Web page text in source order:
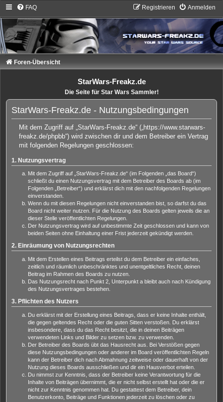
FAQ Anmelden
Registrieren
Foren-Übersicht
StarWars-Freakz.de
Die Seite für Star Wars Sammler!
StarWars-Freakz.de - Nutzungsbedingungen
Mit dem Zugriff auf „StarWars-Freakz.de“ („https://www.starwars-
freakz.de/phpbb“) wird zwischen dir und dem Betreiber ein Vertrag
mit folgenden Regelungen geschlossen:
1. Nutzungsvertrag
Mit dem Zugriff auf „StarWars-Freakz.de“ (im Folgenden „das Board“)
schließt du einen Nutzungsvertrag mit dem Betreiber des Boards ab (im
Folgenden „Betreiber“) und erklärst dich mit den nachfolgenden Regelungen
einverstanden.
Wenn du mit diesen Regelungen nicht einverstanden bist, so darfst du das
Board nicht weiter nutzen. Für die Nutzung des Boards gelten jeweils die an
dieser Stelle veröffentlichten Regelungen.
Der Nutzungsvertrag wird auf unbestimmte Zeit geschlossen und kann von
beiden Seiten ohne Einhaltung einer Frist jederzeit gekündigt werden.
2. Einräumung von Nutzungsrechten
Mit dem Erstellen eines Beitrags erteilst du dem Betreiber ein einfaches,
zeitlich und räumlich unbeschränktes und unentgeltliches Recht, deinen
Beitrag im Rahmen des Boards zu nutzen.
Das Nutzungsrecht nach Punkt 2, Unterpunkt a bleibt auch nach Kündigung
des Nutzungsvertrages bestehen.
3. Pflichten des Nutzers
Du erklärst mit der Erstellung eines Beitrags, dass er keine Inhalte enthält,
die gegen geltendes Recht oder die guten Sitten verstoßen. Du erklärst
insbesondere, dass du das Recht besitzt, die in deinen Beiträgen
verwendeten Links und Bilder zu setzen bzw. zu verwenden.
Der Betreiber des Boards übt das Hausrecht aus. Bei Verstößen gegen
diese Nutzungsbedingungen oder anderer im Board veröffentlichten Regeln
kann der Betreiber dich nach Abmahnung zeitweise oder dauerhaft von der
Nutzung dieses Boards ausschließen und dir ein Hausverbot erteilen.
Du nimmst zur Kenntnis, dass der Betreiber keine Verantwortung für die
Inhalte von Beiträgen übernimmt, die er nicht selbst erstellt hat oder die er
nicht zur Kenntnis genommen hat. Du gestattest dem Betreiber, dein
Benutzerkonto, Beiträge und Funktionen jederzeit zu löschen oder zu